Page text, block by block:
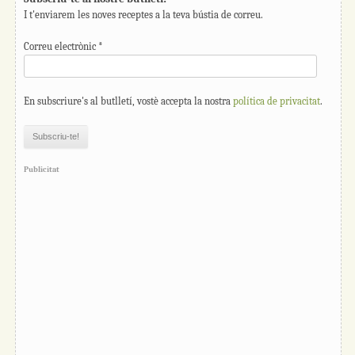
I t'enviarem les noves receptes a la teva bústia de correu.
Correu electrònic *
En subscriure's al butlletí, vostè accepta la nostra política de privacitat.
Publicitat